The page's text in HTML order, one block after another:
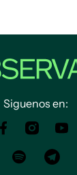
Siguenos en: